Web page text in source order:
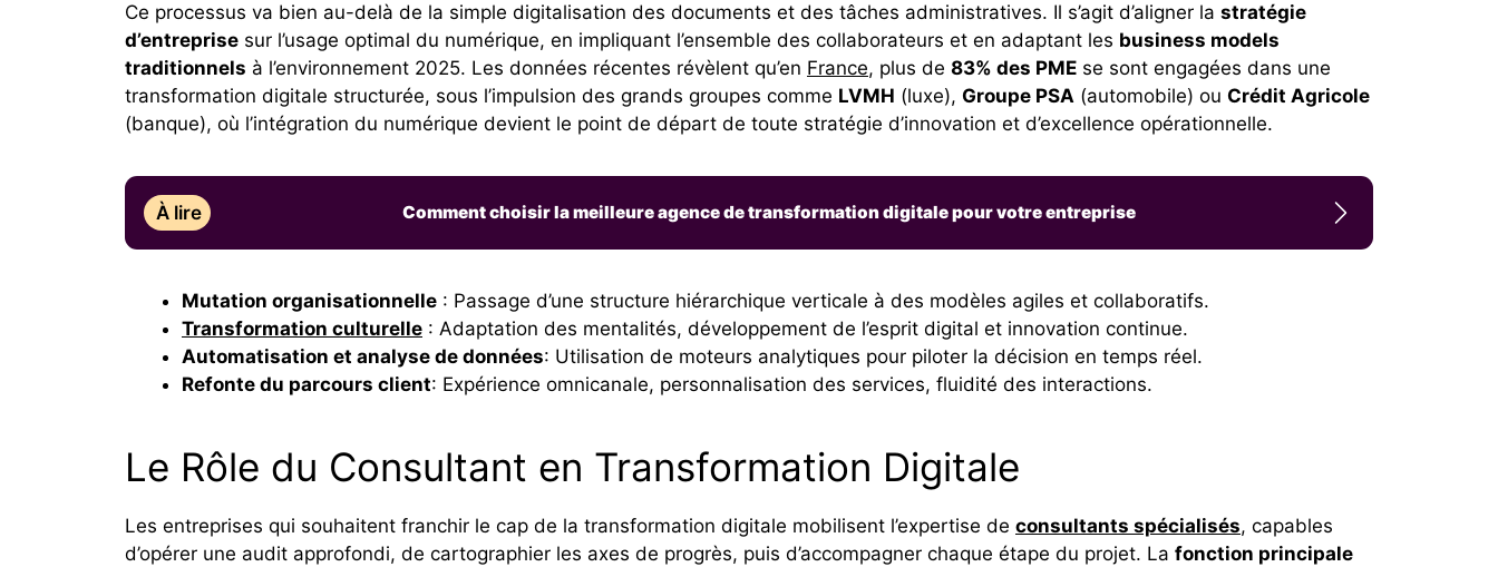
Ce processus va bien au-delà de la simple digitalisation des documents et des tâches administratives. Il s’agit d’aligner la stratégie
d’entreprise sur l’usage optimal du numérique, en impliquant l’ensemble des collaborateurs et en adaptant les business models
traditionnels à l’environnement 2025. Les données récentes révèlent qu’en France, plus de 83% des PME se sont engagées dans une
transformation digitale structurée, sous l’impulsion des grands groupes comme LVMH (luxe), Groupe PSA (automobile) ou Crédit Agricole
(banque), où l’intégration du numérique devient le point de départ de toute stratégie d’innovation et d’excellence opérationnelle.
À lire Comment choisir la meilleure agence de transformation digitale pour votre entreprise
Mutation organisationnelle : Passage d’une structure hiérarchique verticale à des modèles agiles et collaboratifs.
Transformation culturelle : Adaptation des mentalités, développement de l’esprit digital et innovation continue.
Automatisation et analyse de données: Utilisation de moteurs analytiques pour piloter la décision en temps réel.
Refonte du parcours client: Expérience omnicanale, personnalisation des services, fluidité des interactions.
Le Rôle du Consultant en Transformation Digitale
Les entreprises qui souhaitent franchir le cap de la transformation digitale mobilisent l’expertise de consultants spécialisés, capables
d’opérer une audit approfondi, de cartographier les axes de progrès, puis d’accompagner chaque étape du projet. La fonction principale